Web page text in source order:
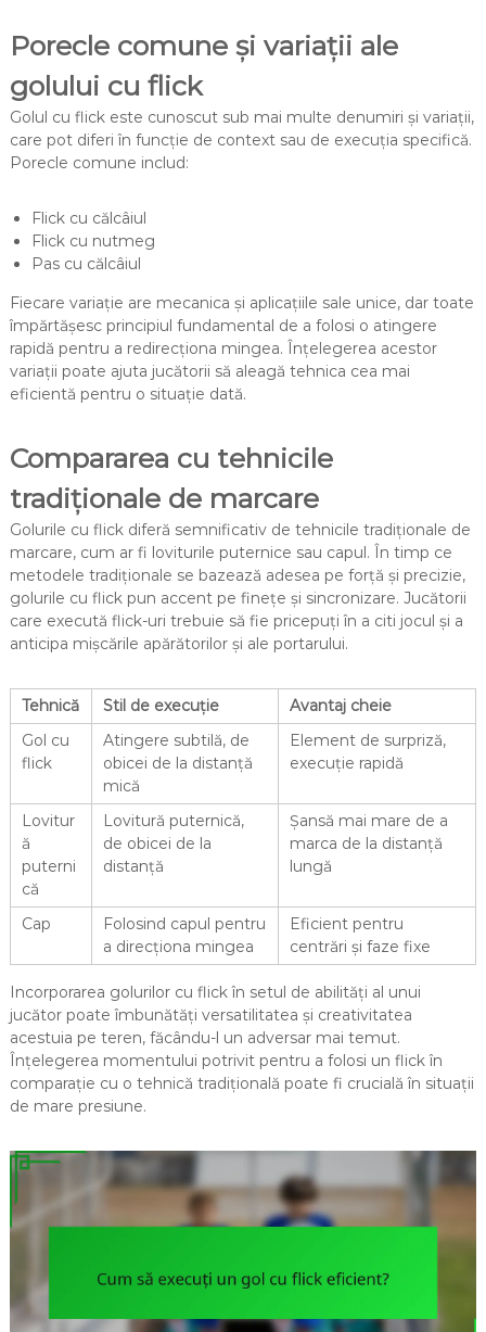
Porecle comune și variații ale
golului cu flick
Golul cu flick este cunoscut sub mai multe denumiri și variații,
care pot diferi în funcție de context sau de execuția specifică.
Porecle comune includ:
Flick cu călcâiul
Flick cu nutmeg
Pas cu călcâiul
Fiecare variație are mecanica și aplicațiile sale unice, dar toate
împărtășesc principiul fundamental de a folosi o atingere
rapidă pentru a redirecționa mingea. Înțelegerea acestor
variații poate ajuta jucătorii să aleagă tehnica cea mai
eficientă pentru o situație dată.
Compararea cu tehnicile
tradiționale de marcare
Golurile cu flick diferă semnificativ de tehnicile tradiționale de
marcare, cum ar fi loviturile puternice sau capul. În timp ce
metodele tradiționale se bazează adesea pe forță și precizie,
golurile cu flick pun accent pe finețe și sincronizare. Jucătorii
care execută flick-uri trebuie să fie pricepuți în a citi jocul și a
anticipa mișcările apărătorilor și ale portarului.
Tehnică Stil de execuție
Avantaj cheie
Gol cu
flick
Atingere subtilă, de
obicei de la distanță
mică
Element de surpriză,
execuție rapidă
Lovitur
ă
puterni
că
Lovitură puternică,
de obicei de la
distanță
Șansă mai mare de a
marca de la distanță
lungă
Cap
Folosind capul pentru
a direcționa mingea
Eficient pentru
centrări și faze fixe
Incorporarea golurilor cu flick în setul de abilități al unui
jucător poate îmbunătăți versatilitatea și creativitatea
acestuia pe teren, făcându-l un adversar mai temut.
Înțelegerea momentului potrivit pentru a folosi un flick în
comparație cu o tehnică tradițională poate fi crucială în situații
de mare presiune.